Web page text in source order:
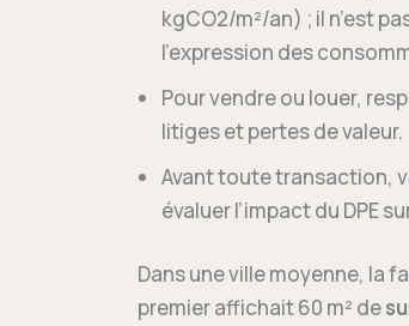
kgCO2/m²/an) ; il n’est
l’expression des
Pour vendre ou louer,
litiges et pertes de valeur.
Avant toute transaction,
évaluer l’impact du DPE
Dans une ville moyenne, la
premier affichait 60 m² de